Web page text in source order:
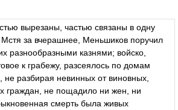
вырезаны, частью связаны в одну
Мстя за вчерашнее, Меньшиков поручил
разнообразными казнями; войско,
к грабежу, разсеялось по домам
не разбирая невинных от виновных,
граждан, не пощадило ни жен, ни
смерть была живых